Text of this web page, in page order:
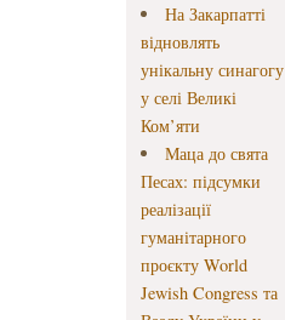
На Закарпатті
відновлять
унікальну синагогу
у селі Великі
Ком’яти
Маца до свята
Песах: підсумки
реалізації
гуманітарного
проєкту World
Jewish Congress та